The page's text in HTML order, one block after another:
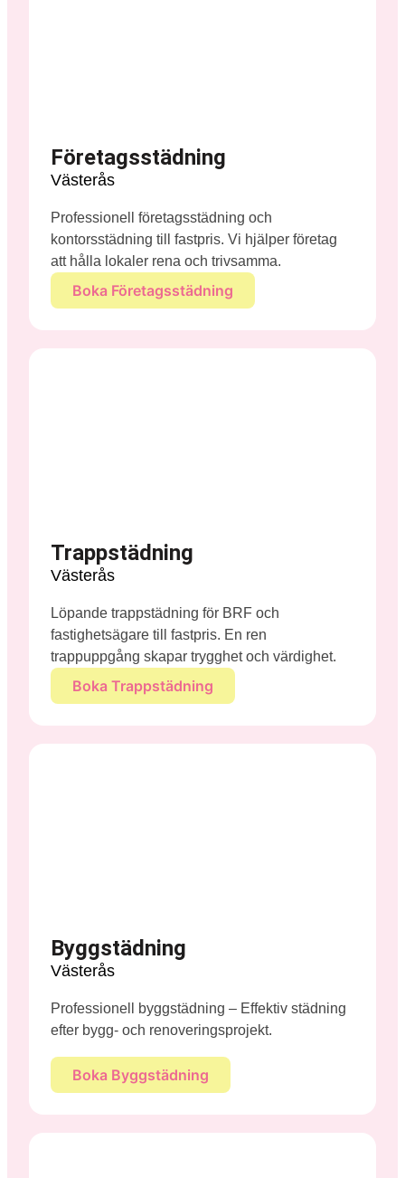
Företagsstädning
Västerås
Professionell företagsstädning och
kontorsstädning till fastpris. Vi hjälper företag
att hålla lokaler rena och trivsamma.
Boka Företagsstädning
Trappstädning
Västerås
Löpande trappstädning för BRF och
fastighetsägare till fastpris. En ren
trappuppgång skapar trygghet och värdighet.
Boka Trappstädning
Byggstädning
Västerås
Professionell byggstädning – Effektiv städning
efter bygg- och renoveringsprojekt.
Boka Byggstädning